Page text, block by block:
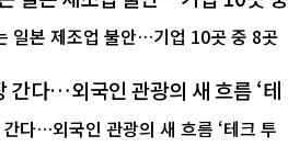
간다…외국인 관광의 새 흐름 ‘테